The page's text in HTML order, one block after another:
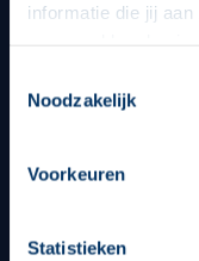
informatie die jij
op een veilige en
beheren op de
Noodzakelijk
Voorkeuren
Statistieken